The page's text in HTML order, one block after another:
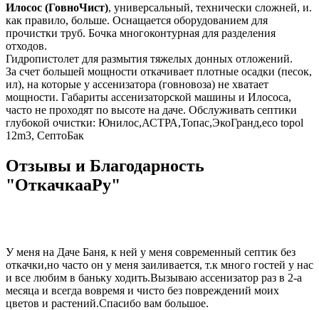
Илосоc (ГовноЧист), универсальный, технически сложней, и.
как правило, больше. Оснащается оборудованием для
прочистки труб. Бочка многоконтурная для разделения
отходов.
Гидропистолет для размытия тяжелых донных отложений.
За счет большей мощности откачивает плотные осадки (песок,
ил), на которые у ассенизатора (говновоза) не хватает
мощности. Габариты ассенизаторской машины и Илососа,
часто не проходят по высоте на даче. Обслуживать септики
глубокой очистки: Юнилос,АСТРА,Топас,ЭкоГранд,eco topol
12m3, СептоБак
Отзывы и Благодарность
"ОткачкааРу"
У меня на Даче Баня, к ней у меня современный септик без
откачки,но часто он у меня заиливается, т.к много гостей у нас
и все любим в баньку ходить.Вызываю ассенизатор раз в 2-а
месяца и всегда вовремя и чисто без повреждений моих
цветов и растений.Спасибо вам большое.